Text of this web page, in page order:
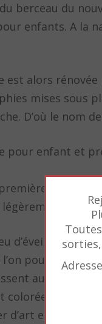
berceau du
enfants. A la
est alors
mises sous
D’où le nom
pour enfant et
fois
d’éveil pour les
pourrait
autant à
d’art et vous